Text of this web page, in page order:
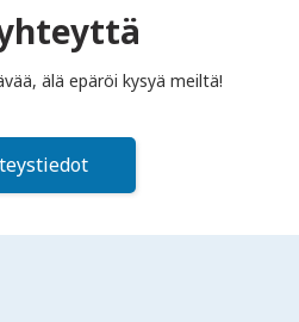
palautat myöhässä, sinulta
älä epäröi kysyä meiltä!